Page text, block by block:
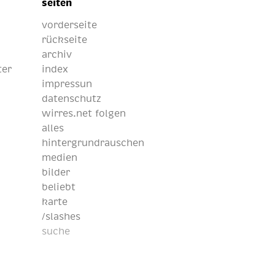
seiten
vorderseite
rückseite
archiv
index
impressun
datenschutz
wirres.net folgen
alles
hintergrundrauschen
medien
bilder
beliebt
karte
/slashes